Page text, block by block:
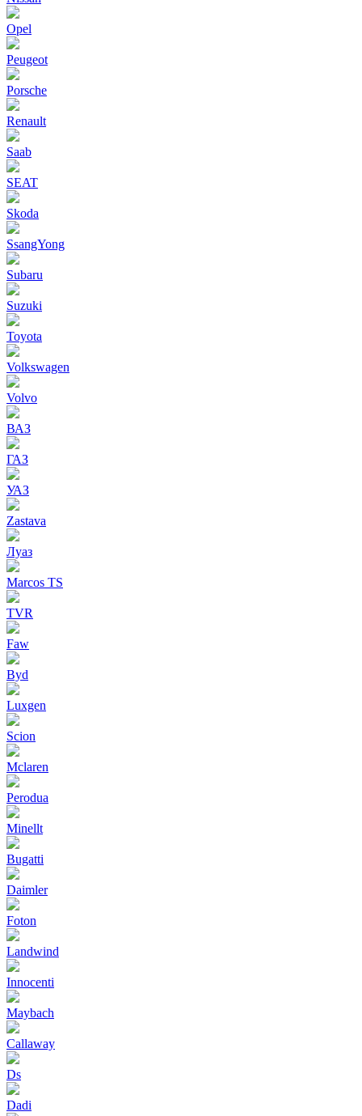
Opel
Peugeot
Porsche
Renault
Saab
SEAT
Skoda
SsangYong
Subaru
Suzuki
Toyota
Volkswagen
Volvo
ВАЗ
ГАЗ
УАЗ
Zastava
Луаз
Marcos TS
TVR
Faw
Byd
Luxgen
Scion
Mclaren
Perodua
Minellt
Bugatti
Daimler
Foton
Landwind
Innocenti
Maybach
Callaway
Ds
Dadi